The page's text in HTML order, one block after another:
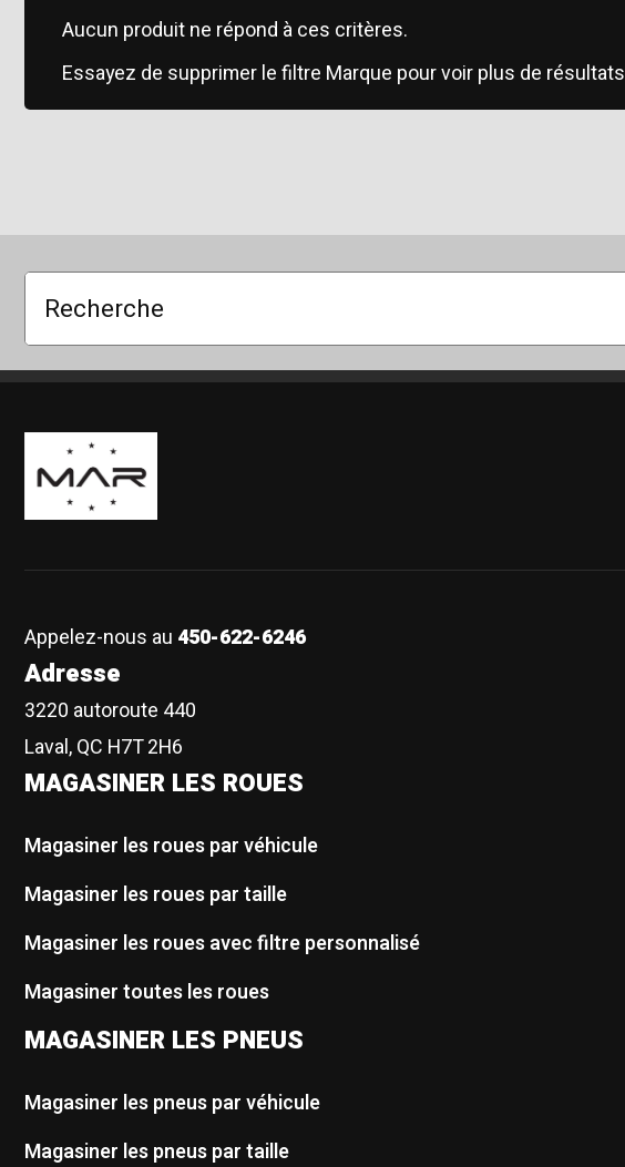
Aucun produit ne répond à ces critères.
Essayez de supprimer le filtre Marque pour voir plus de résultats
Recherche
Boutique Mags à Rabais
Appelez-nous au 450-622-6246
Adresse
3220 autoroute 440
Laval, QC H7T 2H6
MAGASINER LES ROUES
Magasiner les roues par véhicule
Magasiner les roues par taille
Magasiner les roues avec filtre personnalisé
Magasiner toutes les roues
MAGASINER LES PNEUS
Magasiner les pneus par véhicule
Magasiner les pneus par taille